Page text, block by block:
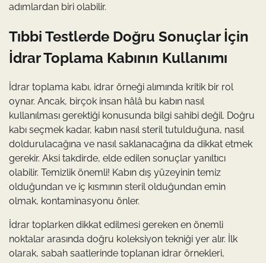
adımlardan biri olabilir.
Tıbbi Testlerde Doğru Sonuçlar İçin
İdrar Toplama Kabının Kullanımı
İdrar toplama kabı, idrar örneği alımında kritik bir rol
oynar. Ancak, birçok insan hâlâ bu kabın nasıl
kullanılması gerektiği konusunda bilgi sahibi değil. Doğru
kabı seçmek kadar, kabın nasıl steril tutulduğuna, nasıl
doldurulacağına ve nasıl saklanacağına da dikkat etmek
gerekir. Aksi takdirde, elde edilen sonuçlar yanıltıcı
olabilir. Temizlik önemli! Kabın dış yüzeyinin temiz
olduğundan ve iç kısmının steril olduğundan emin
olmak, kontaminasyonu önler.
İdrar toplarken dikkat edilmesi gereken en önemli
noktalar arasında doğru koleksiyon tekniği yer alır. İlk
olarak, sabah saatlerinde toplanan idrar örnekleri,